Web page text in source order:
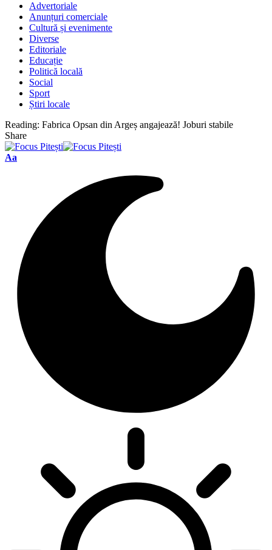
Advertoriale
Anunțuri comerciale
Cultură și evenimente
Diverse
Editoriale
Educație
Politică locală
Social
Sport
Știri locale
Reading: Fabrica Opsan din Argeș angajează! Joburi stabile
Share
Font
Aa